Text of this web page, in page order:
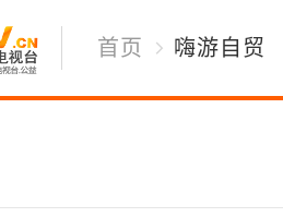
首页 嗨游自贸